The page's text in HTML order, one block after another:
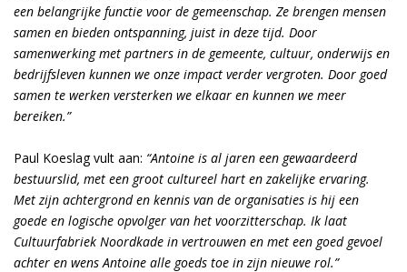
een belangrijke functie voor de gemeenschap. Ze brengen mensen
samen en bieden ontspanning, juist in deze tijd. Door
samenwerking met partners in de gemeente, cultuur, onderwijs en
bedrijfsleven kunnen we onze impact verder vergroten. Door goed
samen te werken versterken we elkaar en kunnen we meer
bereiken.”
Paul Koeslag vult aan: “Antoine is al jaren een gewaardeerd
bestuurslid, met een groot cultureel hart en zakelijke ervaring.
Met zijn achtergrond en kennis van de organisaties is hij een
goede en logische opvolger van het voorzitterschap. Ik laat
Cultuurfabriek Noordkade in vertrouwen en met een goed gevoel
achter en wens Antoine alle goeds toe in zijn nieuwe rol.”